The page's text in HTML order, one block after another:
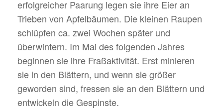
erfolgreicher Paarung legen sie ihre Eier an
Trieben von Apfelbäumen. Die kleinen Raupen
schlüpfen ca. zwei Wochen später und
überwintern. Im Mai des folgenden Jahres
beginnen sie ihre Fraßaktivität. Erst minieren
sie in den Blättern, und wenn sie größer
geworden sind, fressen sie an den Blättern und
entwickeln die Gespinste.